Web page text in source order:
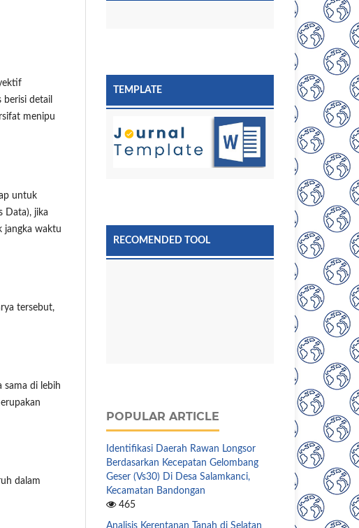
berisi detail
menipu
untuk
Data), jika
jangka waktu
tersebut,
sama di lebih
dalam
TEMPLATE
RECOMENDED TOOL
POPULAR ARTICLE
Identifikasi Daerah Rawan Longsor
Berdasarkan Kecepatan Gelombang
Geser (Vs30) Di Desa Salamkanci,
Kecamatan Bandongan
465
Analisis Kerentanan Tanah di Selatan